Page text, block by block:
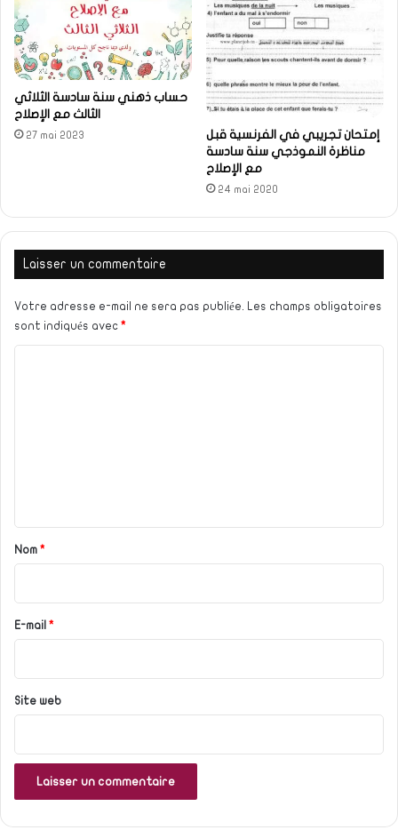
حساب ذهني سنة سادسة الثلاثي
الثالث مع الإصلاح
27 mai 2023
إمتحان تجريبي في الفرنسية قبل
مناظرة النموذجي سنة سادسة
مع الإصلاح
24 mai 2020
Laisser un commentaire
Votre adresse e-mail ne sera pas publiée.
Les champs obligatoires
sont indiqués avec *
a
e
Nom *
E-mail *
Site web